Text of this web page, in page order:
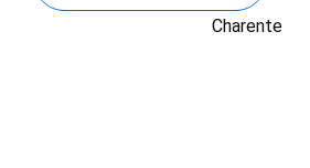
Charente